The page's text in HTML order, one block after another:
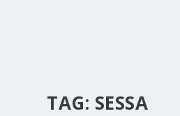
TAG: SESSA